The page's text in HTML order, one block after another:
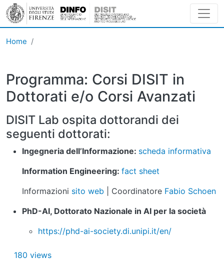
Skip to main content
Home
Programma: Corsi DISIT in
Dottorati e/o Corsi Avanzati
DISIT Lab ospita dottorandi dei
seguenti dottorati:
Ingegneria dell’Informazione: scheda informativa
Information Engineering: fact sheet
Informazioni sito web | Coordinatore Fabio Schoen
PhD-AI, Dottorato Nazionale in AI per la società
https://phd-ai-society.di.unipi.it/en/
180 views